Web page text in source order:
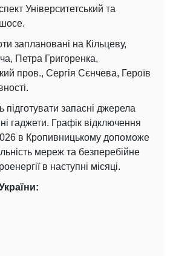
Університетський та
заплановані на Кільцеву,
Петра Григоренка,
пров., Сергія Сєнчева, Героїв
підготувати запасні джерела
гаджети. Графік відключення
в Кропивницькому допоможе
мереж та безперебійне
в наступні місяці.